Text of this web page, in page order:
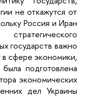
не откажутся от
Россия и Иран
государств важно
сфере экономики,
подготовлена
экономических
дел Украины